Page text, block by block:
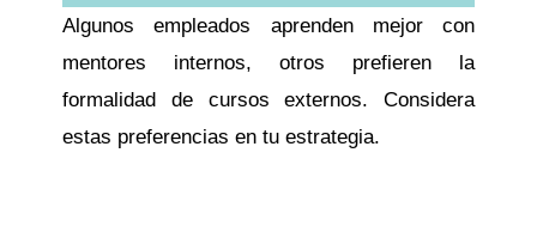
Algunos empleados aprenden mejor con
mentores internos, otros prefieren la
formalidad de cursos externos. Considera
estas preferencias en tu estrategia.